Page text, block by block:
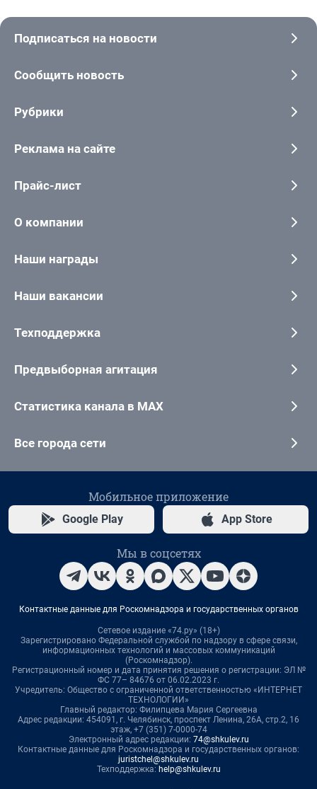
Подписаться на новости
Сообщить новость
Рубрики
Реклама на сайте
Прайс-лист
О компании
Наши награды
Наши вакансии
Техподдержка
Предвыборная агитация
Статистика канала в MAX
Все города сети
Мобильное приложение
Google Play App Store
Мы в соцсетях
Контактные данные для Роскомнадзора и государственных органов
Сетевое издание «74.ру» (18+)
Зарегистрировано Федеральной службой по надзору в сфере связи,
информационных технологий и массовых коммуникаций
(Роскомнадзор).
Регистрационный номер и дата принятия решения о регистрации: ЭЛ №
ФС 77– 84676 от 06.02.2023 г.
Учредитель: Общество с ограниченной ответственностью «ИНТЕРНЕТ
ТЕХНОЛОГИИ»
Главный редактор: Филипцева Мария Сергеевна
Адрес редакции: 454091, г. Челябинск, проспект Ленина, 26А, стр.2, 16
этаж, +7 (351) 7-0000-74
Электронный адрес редакции: 74@shkulev.ru
Контактные данные для Роскомнадзора и государственных органов:
juristchel@shkulev.ru
Техподдержка: help@shkulev.ru